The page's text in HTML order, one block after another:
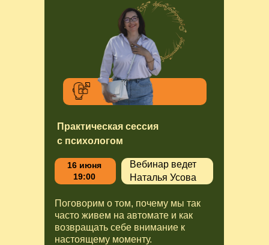
Практическая сессия
с психологом
Поговорим о том, почему мы так
часто живем на автомате и как
возвращать себе внимание к
настоящему моменту.
Вебинар ведет
Наталья Усова
16 июня
19:00